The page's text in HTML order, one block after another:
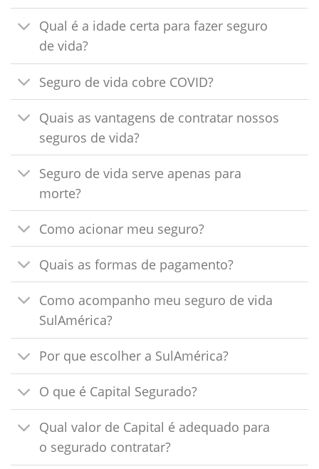
Qual é a idade certa para fazer seguro
de vida?
Seguro de vida cobre COVID?
Quais as vantagens de contratar nossos
seguros de vida?
Seguro de vida serve apenas para
morte?
Como acionar meu seguro?
Quais as formas de pagamento?
Como acompanho meu seguro de vida
SulAmérica?
Por que escolher a SulAmérica?
O que é Capital Segurado?
Qual valor de Capital é adequado para
o segurado contratar?